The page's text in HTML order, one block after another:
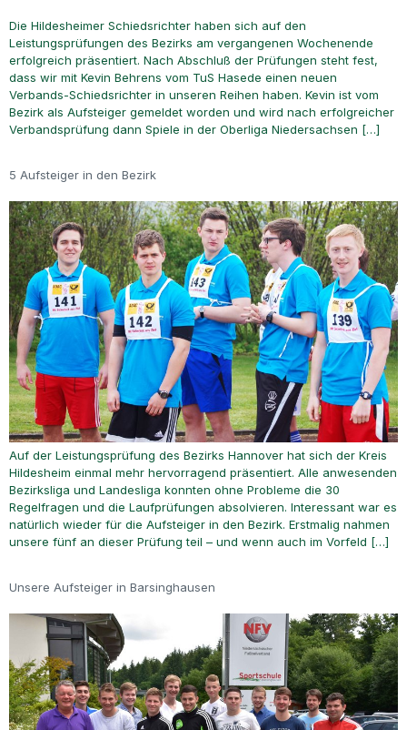
Die Hildesheimer Schiedsrichter haben sich auf den
Leistungsprüfungen des Bezirks am vergangenen Wochenende
erfolgreich präsentiert. Nach Abschluß der Prüfungen steht fest,
dass wir mit Kevin Behrens vom TuS Hasede einen neuen
Verbands-Schiedsrichter in unseren Reihen haben. Kevin ist vom
Bezirk als Aufsteiger gemeldet worden und wird nach erfolgreicher
Verbandsprüfung dann Spiele in der Oberliga Niedersachsen […]
5 Aufsteiger in den Bezirk
Auf der Leistungsprüfung des Bezirks Hannover hat sich der Kreis
Hildesheim einmal mehr hervorragend präsentiert. Alle anwesenden
Bezirksliga und Landesliga konnten ohne Probleme die 30
Regelfragen und die Laufprüfungen absolvieren. Interessant war es
natürlich wieder für die Aufsteiger in den Bezirk. Erstmalig nahmen
unsere fünf an dieser Prüfung teil – und wenn auch im Vorfeld […]
Unsere Aufsteiger in Barsinghausen